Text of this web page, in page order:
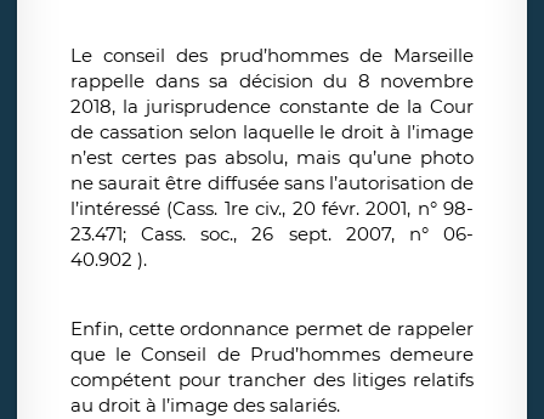
Le conseil des prud’hommes de Marseille
rappelle dans sa décision du 8 novembre
2018, la jurisprudence constante de la Cour
de cassation selon laquelle le droit à l’image
n’est certes pas absolu, mais qu’une photo
ne saurait être diffusée sans l’autorisation de
l’intéressé (Cass. 1re civ., 20 févr. 2001, n° 98-
23.471; Cass. soc., 26 sept. 2007, n° 06-
40.902 ).
Enfin, cette ordonnance permet de rappeler
que le Conseil de Prud’hommes demeure
compétent pour trancher des litiges relatifs
au droit à l’image des salariés.